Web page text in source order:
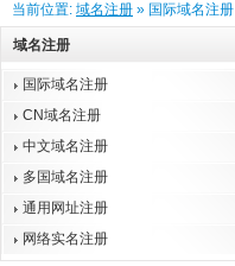
当前位置: 域名注册 » 国际域名注册
域名注册
国际域名注册
CN域名注册
中文域名注册
多国域名注册
通用网址注册
网络实名注册